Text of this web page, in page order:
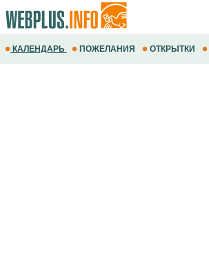
КАЛЕНДАРЬ ПОЖЕЛАНИЯ ОТКРЫТКИ